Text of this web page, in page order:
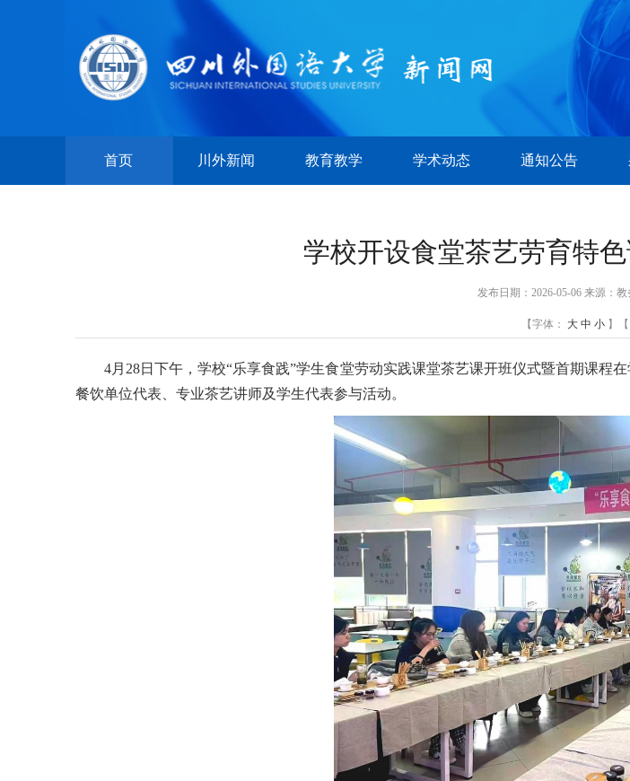
首页 川外新闻 教育教学 学术动态 通知公告
学校开设食堂茶艺劳育特
发布日期：2026-05-06 来源：
【字体： 大 中 小】【
4月28日下午，学校“乐享食践”学生食堂劳动实践课堂茶艺课开班仪式暨首期课
餐饮单位代表、专业茶艺讲师及学生代表参与活动。